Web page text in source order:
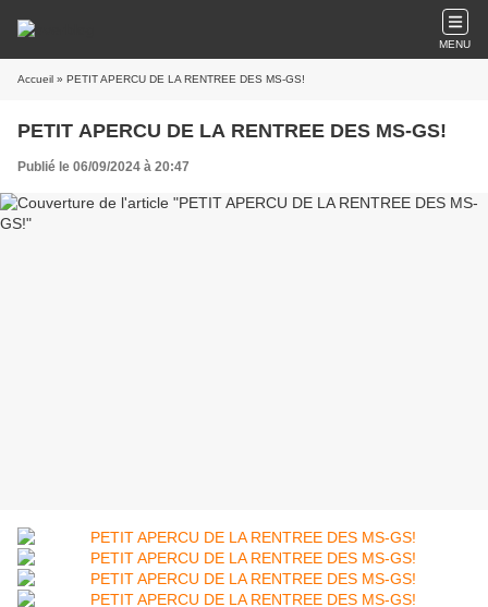
MENU
Accueil » PETIT APERCU DE LA RENTREE DES MS-GS!
PETIT APERCU DE LA RENTREE DES MS-GS!
Publié le 06/09/2024 à 20:47